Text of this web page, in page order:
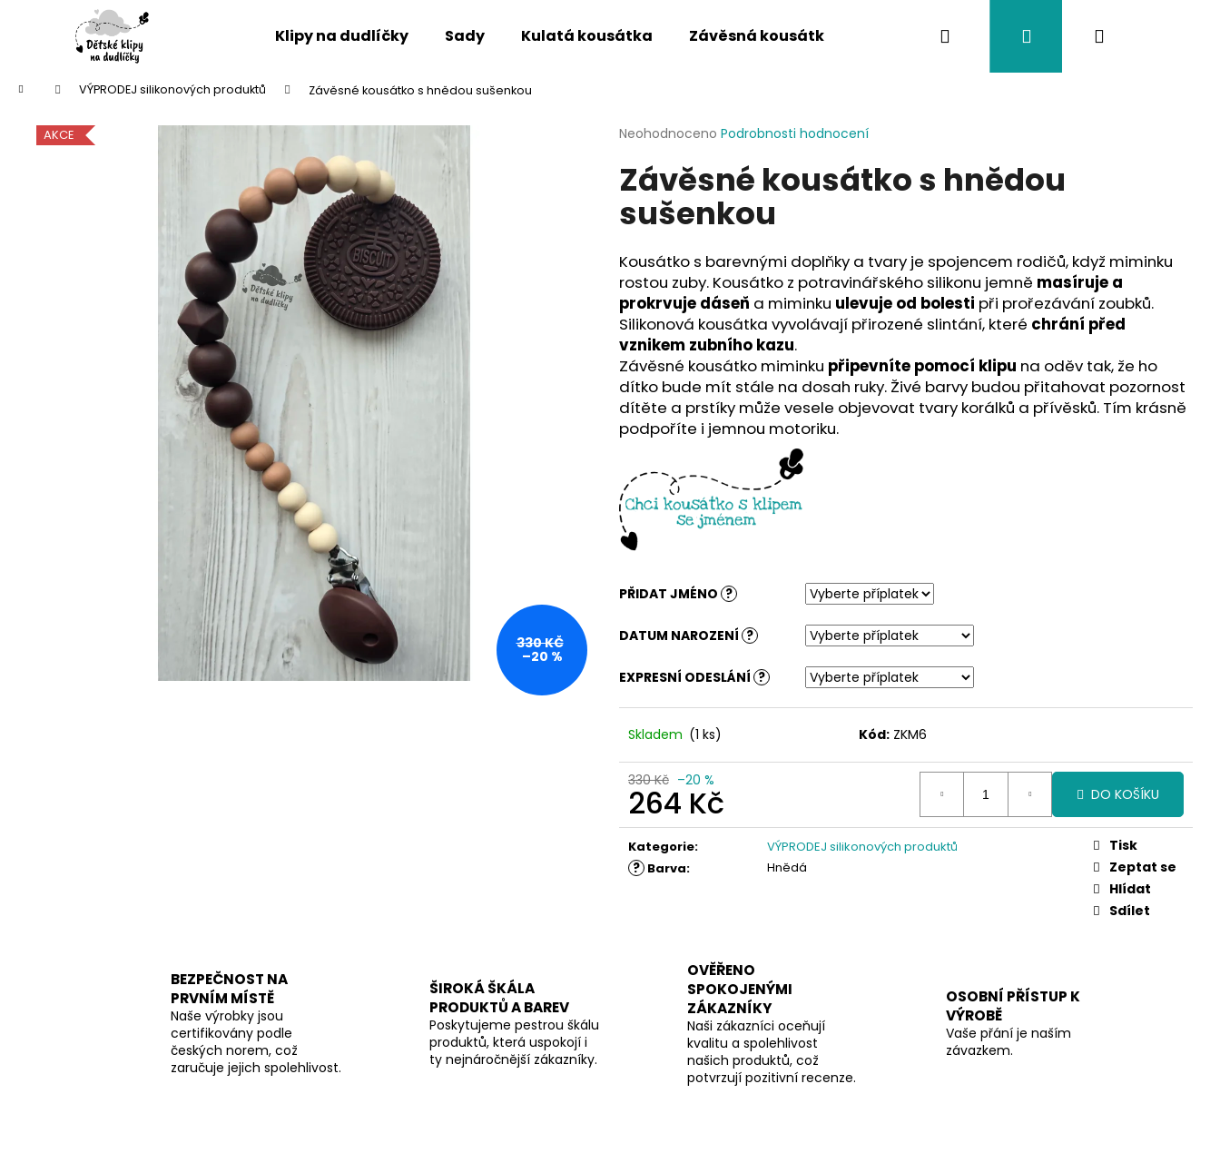
Klipy na dudlíčky Sady Kulatá kousátka Závěsná kousátka Závěsy na kočárek Twistík kousátka
Hledat PřihlášeníNákupní
Domů VÝPRODEJ silikonových produktů Závěsné kousátko s hnědou sušenkou
Průměrné
produktu
je
z
hvězdiček.
Neohodnoceno Podrobnosti hodnocení
Závěsné kousátko s hnědou
sušenkou
Kousátko s barevnými doplňky a tvary je spojencem rodičů, když miminku
rostou zuby. Kousátko z potravinářského silikonu jemně masíruje a
prokrvuje dáseň a miminku ulevuje od bolesti při prořezávání zoubků.
Silikonová kousátka vyvolávají přirozené slintání, které chrání před
vznikem zubního kazu.
Závěsné kousátko miminku připevníte pomocí klipu na oděv tak, že ho
dítko bude mít stále na dosah ruky. Živé barvy budou přitahovat pozornost
dítěte a prstíky může vesele objevovat tvary korálků a přívěsků. Tím krásně
podpoříte i jemnou motoriku.
PŘIDAT JMÉNO ?
DATUM NAROZENÍ ?
EXPRESNÍ ODESLÁNÍ ?
Skladem (1 ks) Kód: ZKM6
330 Kč –20 %
264 Kč
Měrná
cena:
DO KOŠÍKU
Kategorie: VÝPRODEJ silikonových produktů
? Barva: Hnědá
Tisk
Zeptat se
Hlídat
Sdílet
AKCE
330 KČ
–20 %
BEZPEČNOST NA
PRVNÍM MÍSTĚ
Naše výrobky jsou
certifikovány podle
českých norem, což
zaručuje jejich spolehlivost.
ŠIROKÁ ŠKÁLA
PRODUKTŮ A BAREV
Poskytujeme pestrou škálu
produktů, která uspokojí i
ty nejnáročnější zákazníky.
OVĚŘENO
SPOKOJENÝMI
ZÁKAZNÍKY
Naši zákazníci oceňují
kvalitu a spolehlivost
našich produktů, což
potvrzují pozitivní recenze.
OSOBNÍ PŘÍSTUP K
VÝROBĚ
Vaše přání je naším
závazkem.
Zpět
obchodu
Zpět
obchodu
Co potřebujete najít?
HLEDAT